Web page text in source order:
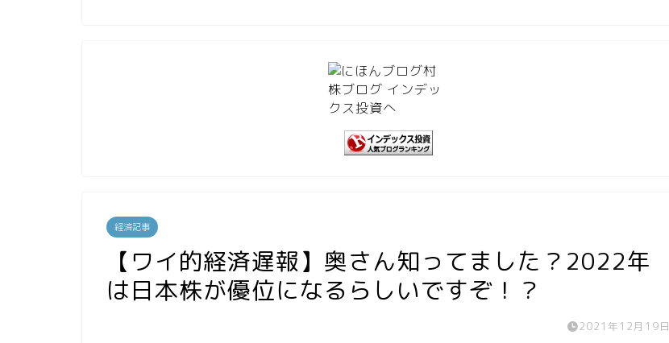
経済記事
【ワイ的経済遅報】奥さん知ってました？2022年
は日本株が優位になるらしいですぞ！？
2021年12月19日